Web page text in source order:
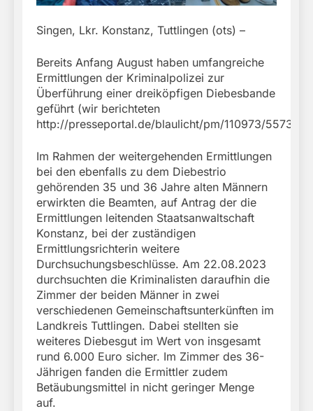
Singen, Lkr. Konstanz, Tuttlingen (ots) –
Bereits Anfang August haben umfangreiche
Ermittlungen der Kriminalpolizei zur
Überführung einer dreiköpfigen Diebesbande
geführt (wir berichteten
http://presseportal.de/blaulicht/pm/110973/
Im Rahmen der weitergehenden Ermittlungen
bei den ebenfalls zu dem Diebestrio
gehörenden 35 und 36 Jahre alten Männern
erwirkten die Beamten, auf Antrag der die
Ermittlungen leitenden Staatsanwaltschaft
Konstanz, bei der zuständigen
Ermittlungsrichterin weitere
Durchsuchungsbeschlüsse. Am 22.08.2023
durchsuchten die Kriminalisten daraufhin die
Zimmer der beiden Männer in zwei
verschiedenen Gemeinschaftsunterkünften im
Landkreis Tuttlingen. Dabei stellten sie
weiteres Diebesgut im Wert von insgesamt
rund 6.000 Euro sicher. Im Zimmer des 36-
Jährigen fanden die Ermittler zudem
Betäubungsmittel in nicht geringer Menge
auf.